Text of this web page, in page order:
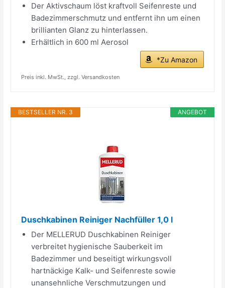
Der Aktivschaum löst kraftvoll Seifenreste und
Badezimmerschmutz und entfernt ihn um einen
brillianten Glanz zu hinterlassen.
Erhältlich in 600 ml Aerosol
*Zu Amazon
Preis inkl. MwSt., zzgl. Versandkosten
ANGEBOT
BESTSELLER NR. 3
Duschkabinen Reiniger Nachfüller 1,0 l
Der MELLERUD Duschkabinen Reiniger
verbreitet hygienische Sauberkeit im
Badezimmer und beseitigt wirkungsvoll
hartnäckige Kalk- und Seifenreste sowie
unansehnliche Verschmutzungen und